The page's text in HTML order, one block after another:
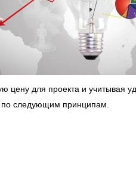
для проекта и учитывая
по следующим принципам.